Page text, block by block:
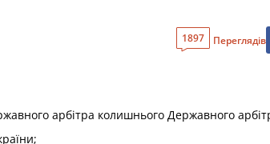
1897 Переглядів
арбітра колишнього Державного